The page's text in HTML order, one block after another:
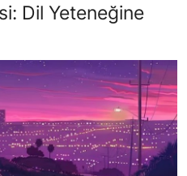
Dil Yeteneğine